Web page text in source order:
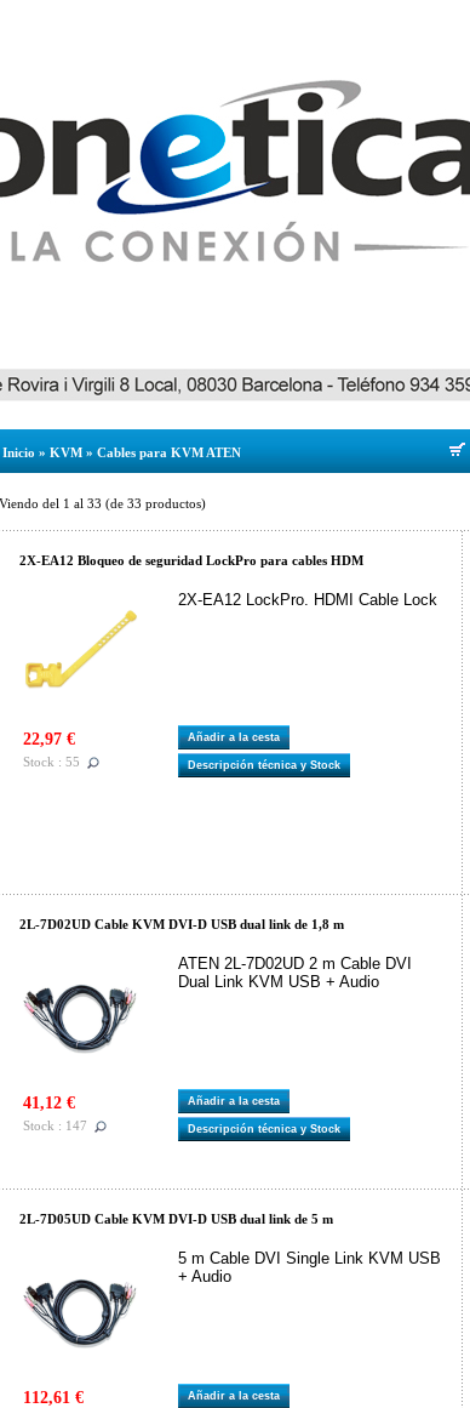
Inicio » KVM » Cables para KVM ATEN
Viendo del 1 al 33 (de 33 productos)
2X-EA12 Bloqueo de seguridad LockPro para cables HDM
2X-EA12 LockPro. HDMI Cable Lock
22,97 €
Stock : 55
Añadir a la cesta
Descripción técnica y Stock
2L-7D02UD Cable KVM DVI-D USB dual link de 1,8 m
ATEN 2L-7D02UD 2 m Cable DVI
Dual Link KVM USB + Audio
41,12 €
Stock : 147
Añadir a la cesta
Descripción técnica y Stock
2L-7D05UD Cable KVM DVI-D USB dual link de 5 m
5 m Cable DVI Single Link KVM USB
+ Audio
112,61 € Añadir a la cesta